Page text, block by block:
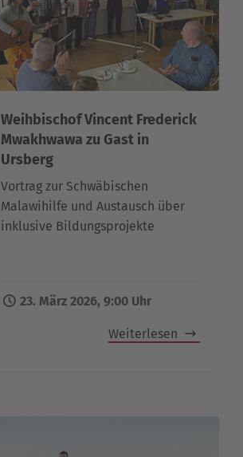
Weihbischof Vincent Frederick
Mwakhwawa zu Gast in
Ursberg
Vortrag zur Schwäbischen
Malawihilfe und Austausch über
inklusive Bildungsprojekte
23. März 2026, 9:00 Uhr
Weiterlesen